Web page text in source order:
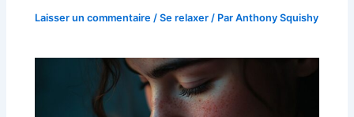
Laisser un commentaire /Se relaxer / ParAnthony Squishy